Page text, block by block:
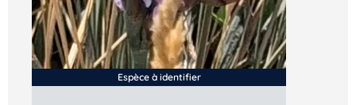
Espèce à identifier
Inscrivez-vous dès maintenant